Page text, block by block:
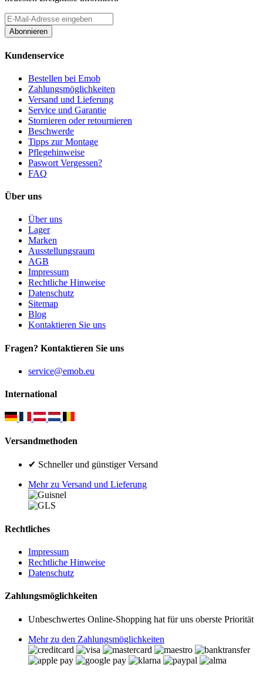
Abonnieren
Kundenservice
Bestellen bei Emob
Zahlungsmöglichkeiten
Versand und Lieferung
Service und Garantie
Stornieren oder retournieren
Beschwerde
Tipps zur Montage
Pflegehinweise
Paswort Vergessen?
FAQ
Über uns
Über uns
Lager
Marken
Ausstellungsraum
AGB
Impressum
Rechtliche Hinweise
Datenschutz
Sitemap
Blog
Kontaktieren Sie uns
Fragen? Kontaktieren Sie uns
service@emob.eu
International
Versandmethoden
✔ Schneller und günstiger Versand
Mehr zu Versand und Lieferung
Rechtliches
Impressum
Rechtliche Hinweise
Datenschutz
Zahlungsmöglichkeiten
Unbeschwertes Online-Shopping hat für uns oberste Priorität
Mehr zu den Zahlungsmöglichkeiten